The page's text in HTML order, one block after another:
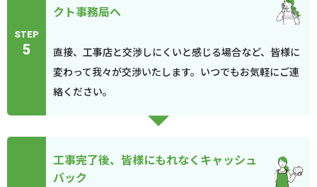
STEP
5
クト事務局へ
直接、工事店と交渉しにくいと感じる場合など、皆様に
変わって我々が交渉いたします。いつでもお気軽にご連
絡ください。
工事完了後、皆様にもれなくキャッシュ
バック